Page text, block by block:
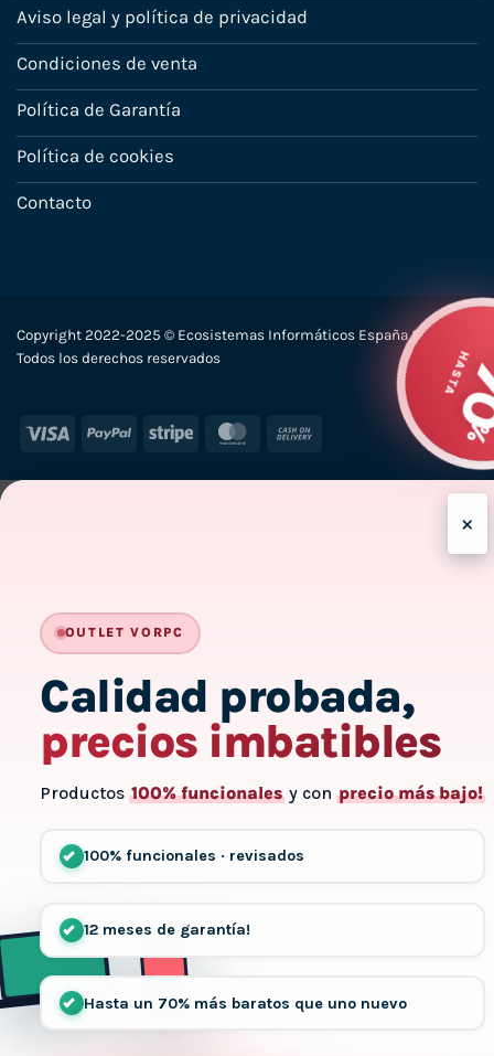
Aviso legal y política de privacidad
Condiciones de venta
Política de Garantía
Política de cookies
Contacto
Copyright 2022-2025 © Ecosistemas Informáticos España SL –
Todos los derechos reservados
Visa PayPal Stripe MasterCard
×
OUTLET VORPC
Calidad probada,
precios imbatibles
Productos 100% funcionales y con precio más bajo!
100% funcionales · revisados
12 meses de garantía!
Hasta un 70% más baratos que uno nuevo